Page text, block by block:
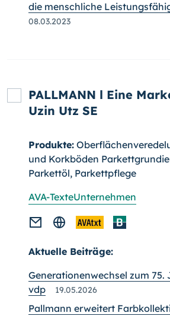
die menschliche
08.03.2023
PALLMANN l Eine
Uzin Utz SE
Produkte:
und Korkböden
Parkettöl, Parkettpflege
AVA-TexteUnternehmen
Aktuelle Beiträge:
Generationenwechsel zum 75.
vdp
19.05.2026
Pallmann erweitert